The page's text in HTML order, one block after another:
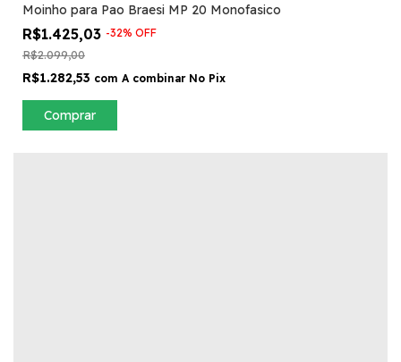
Moinho para Pao Braesi MP 20 Monofasico
R$1.425,03 -32% OFF
R$2.099,00
R$1.282,53 com A combinar No Pix
Comprar